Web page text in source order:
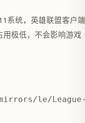
系统，英雄联盟客户端
极低，不会影响游戏
le/